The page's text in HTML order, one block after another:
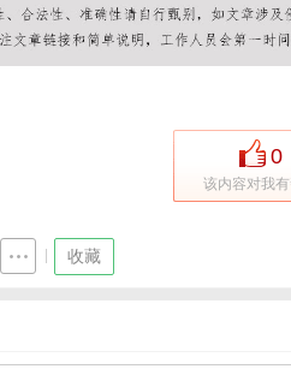
0
该内容对我
收藏